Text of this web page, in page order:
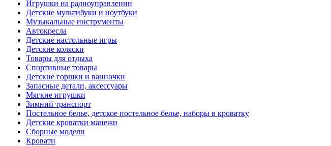
Игрушки на радиоуправлении
Детские мультибуки и ноутбуки
Музыкальные инструменты
Автокресла
Детские настольные игры
Детские коляски
Товары для отдыха
Спортивные товары
Детские горшки и ванночки
Запасные детали, аксессуары
Мягкие игрушки
Зимний транспорт
Постельное белье, детское постельное белье, наборы в кроватку
Детские кроватки манежи
Сборные модели
Кровати